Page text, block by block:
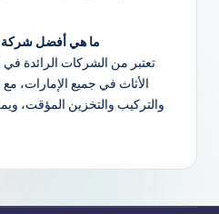
50. ما هي أفضل
الأثاث في جميع الإمارات، مع
والتركيب والتخزين المؤقت،